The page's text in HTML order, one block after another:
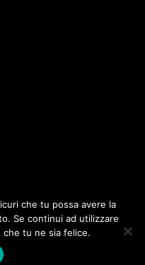
Tutti i diritti riservati - P.
che tu possa avere la
Se continui ad utilizzare
che tu ne sia felice.